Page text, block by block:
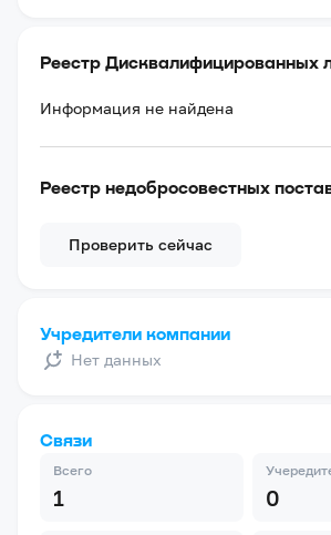
Реестр Дисквалифицированных
Информация не найдена
Реестр недобросовестных
Проверить сейчас
Учредители компании
Нет данных
Связи
Всего
1 0